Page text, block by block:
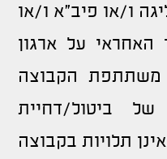
ו/או פיב"א ו/או
האחראי על ארגון
משתתפת הקבוצה
ביטול/דחיית
תלויות בקבוצה